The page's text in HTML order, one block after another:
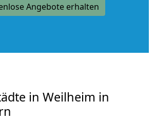
Angebote erhalten
in Weilheim in